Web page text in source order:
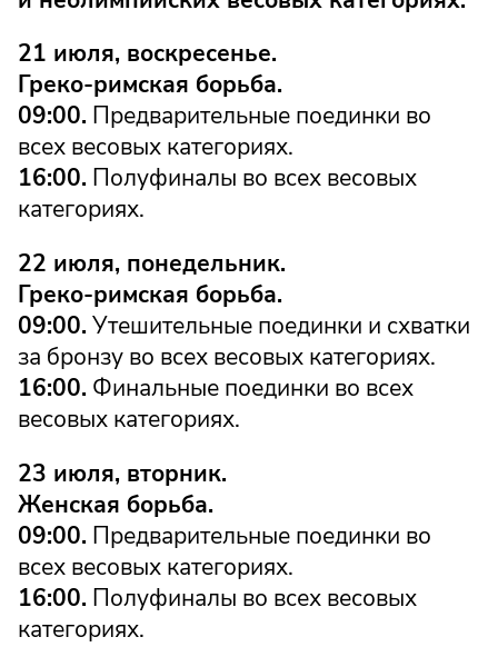
21 июля, воскресенье.
Греко-римская борьба.
09:00. Предварительные поединки во
всех весовых категориях.
16:00. Полуфиналы во всех весовых
категориях.
22 июля, понедельник.
Греко-римская борьба.
09:00. Утешительные поединки и схватки
за бронзу во всех весовых категориях.
16:00. Финальные поединки во всех
весовых категориях.
23 июля, вторник.
Женская борьба.
09:00. Предварительные поединки во
всех весовых категориях.
16:00. Полуфиналы во всех весовых
категориях.